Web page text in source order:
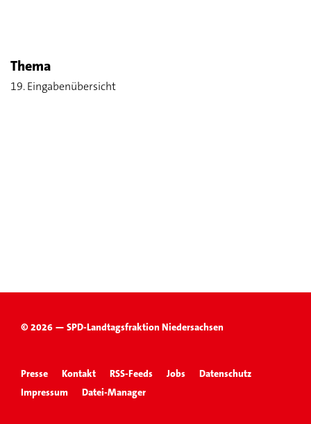
Thema
19. Eingabenübersicht
© 2026 — SPD-Landtagsfraktion Niedersachsen
Presse Kontakt RSS-Feeds Jobs
Datenschutz
Impressum
Datei-Manager